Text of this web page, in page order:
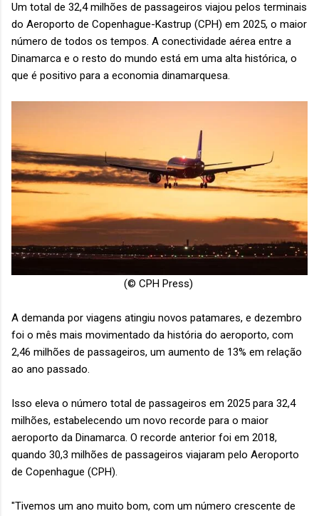
Um total de 32,4 milhões de passageiros viajou pelos terminais
do Aeroporto de Copenhague-Kastrup (CPH) em 2025, o maior
número de todos os tempos. A conectividade aérea entre a
Dinamarca e o resto do mundo está em uma alta histórica, o
que é positivo para a economia dinamarquesa.
(© CPH Press)
A demanda por viagens atingiu novos patamares, e dezembro
foi o mês mais movimentado da história do aeroporto, com
2,46 milhões de passageiros, um aumento de 13% em relação
ao ano passado.
Isso eleva o número total de passageiros em 2025 para 32,4
milhões, estabelecendo um novo recorde para o maior
aeroporto da Dinamarca. O recorde anterior foi em 2018,
quando 30,3 milhões de passageiros viajaram pelo Aeroporto
de Copenhague (CPH).
"Tivemos um ano muito bom, com um número crescente de